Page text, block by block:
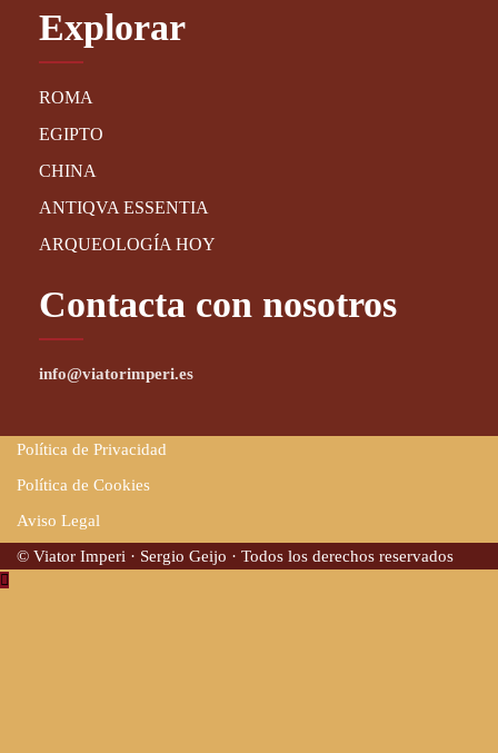
Explorar
ROMA
EGIPTO
CHINA
ANTIQVA ESSENTIA
ARQUEOLOGÍA HOY
Contacta con nosotros
info@viatorimperi.es
Política de Privacidad
Política de Cookies
Aviso Legal
© Viator Imperi · Sergio Geijo · Todos los derechos reservados